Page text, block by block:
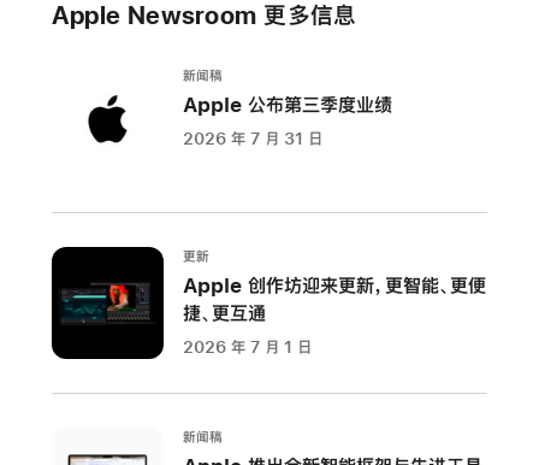
Apple Newsroom 更多信息
新闻稿
Apple 公布第三季度业绩
2026 年 7 月 31 日
更新
Apple 创作坊迎来更新，更智能、更便
捷、更互通
2026 年 7 月 1 日
新闻稿